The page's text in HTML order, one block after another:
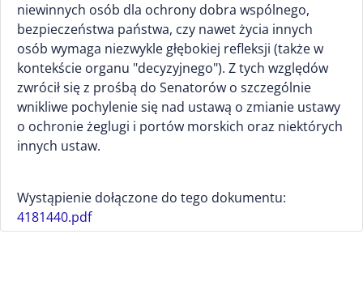
niewinnych osób dla ochrony dobra wspólnego,
bezpieczeństwa państwa, czy nawet życia innych
osób wymaga niezwykle głębokiej refleksji (także w
kontekście organu "decyzyjnego"). Z tych względów
zwrócił się z prośbą do Senatorów o szczególnie
wnikliwe pochylenie się nad ustawą o zmianie ustawy
o ochronie żeglugi i portów morskich oraz niektórych
innych ustaw.
Wystąpienie dołączone do tego dokumentu:
4181440.pdf